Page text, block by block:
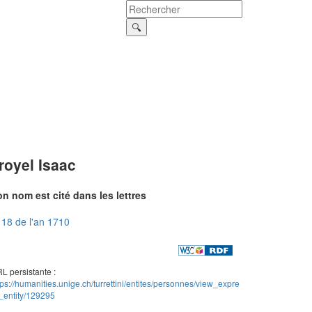
Isaac
nom est cité dans les lettres
de l'an 1710
persistante :
humanities.unige.ch/turrettini/entites/personnes/view_expre
129295